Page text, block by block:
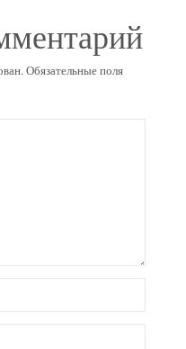
Обязательные поля